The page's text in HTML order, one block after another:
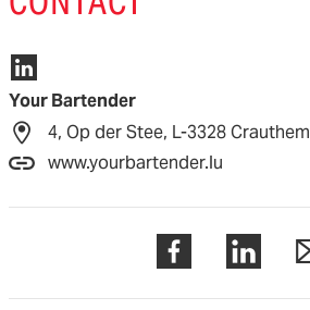
Your Bartender
4, Op der Stee, L-3328 Crauthem
www.yourbartender.lu